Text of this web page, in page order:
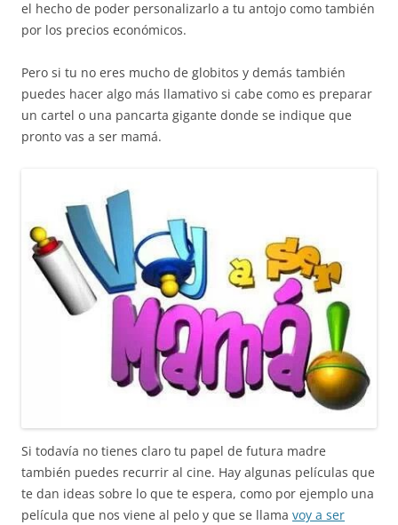
el hecho de poder personalizarlo a tu antojo como también
por los precios económicos.
Pero si tu no eres mucho de globitos y demás también
puedes hacer algo más llamativo si cabe como es preparar
un cartel o una pancarta gigante donde se indique que
pronto vas a ser mamá.
Si todavía no tienes claro tu papel de futura madre
también puedes recurrir al cine. Hay algunas películas que
te dan ideas sobre lo que te espera, como por ejemplo una
película que nos viene al pelo y que se llama voy a ser